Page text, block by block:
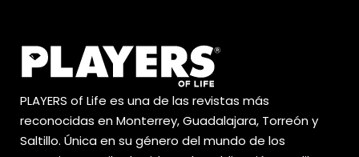
PLAYERS of Life es una de las revistas más
reconocidas en Monterrey, Guadalajara, Torreón y
Saltillo. Única en su género del mundo de los